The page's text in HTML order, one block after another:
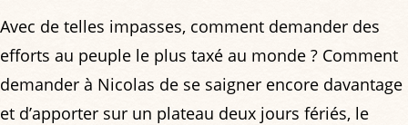
Avec de telles impasses, comment demander des
efforts au peuple le plus taxé au monde ? Comment
demander à Nicolas de se saigner encore davantage
et d’apporter sur un plateau deux jours fériés, le